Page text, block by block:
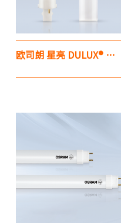
欧司朗 星亮 DULUX® D 插拔管 （两针）